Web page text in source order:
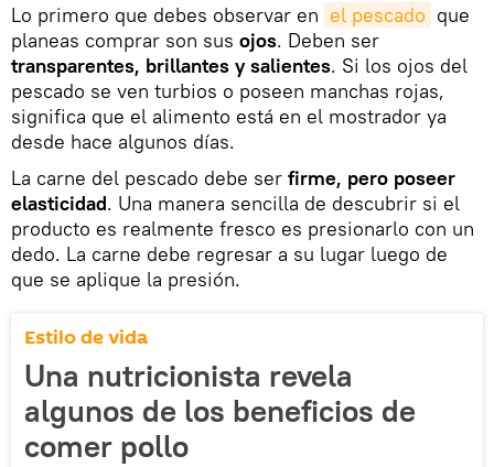
Lo primero que debes observar en el pescado que
planeas comprar son sus ojos. Deben ser
transparentes, brillantes y salientes. Si los ojos del
pescado se ven turbios o poseen manchas rojas,
significa que el alimento está en el mostrador ya
desde hace algunos días.
La carne del pescado debe ser firme, pero poseer
elasticidad. Una manera sencilla de descubrir si el
producto es realmente fresco es presionarlo con un
dedo. La carne debe regresar a su lugar luego de
que se aplique la presión.
Estilo de vida
Una nutricionista revela
algunos de los beneficios de
comer pollo